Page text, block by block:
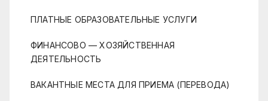
ПЛАТНЫЕ ОБРАЗОВАТЕЛЬНЫЕ УСЛУГИ
ФИНАНСОВО — ХОЗЯЙСТВЕННАЯ
ДЕЯТЕЛЬНОСТЬ
ВАКАНТНЫЕ МЕСТА ДЛЯ ПРИЕМА (ПЕРЕВОДА)